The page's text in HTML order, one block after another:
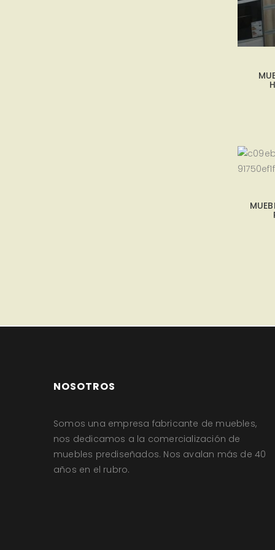
NOSOTROS
Somos una empresa fabricante de muebles,
nos dedicamos a la comercialización de
muebles prediseñados. Nos avalan más de 40
años en el rubro.